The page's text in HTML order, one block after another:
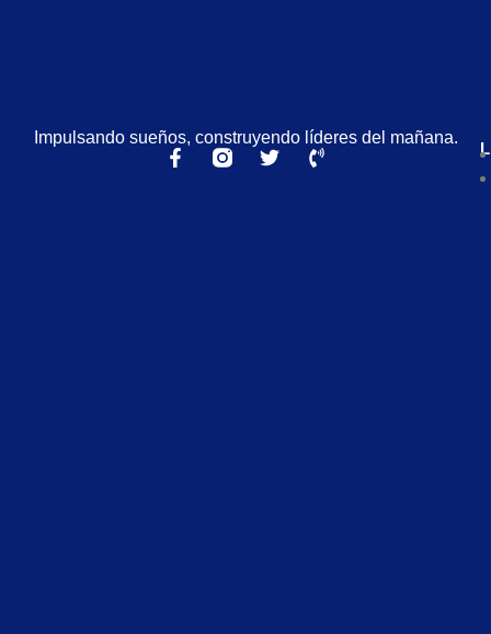
Impulsando sueños, construyendo líderes del mañana.